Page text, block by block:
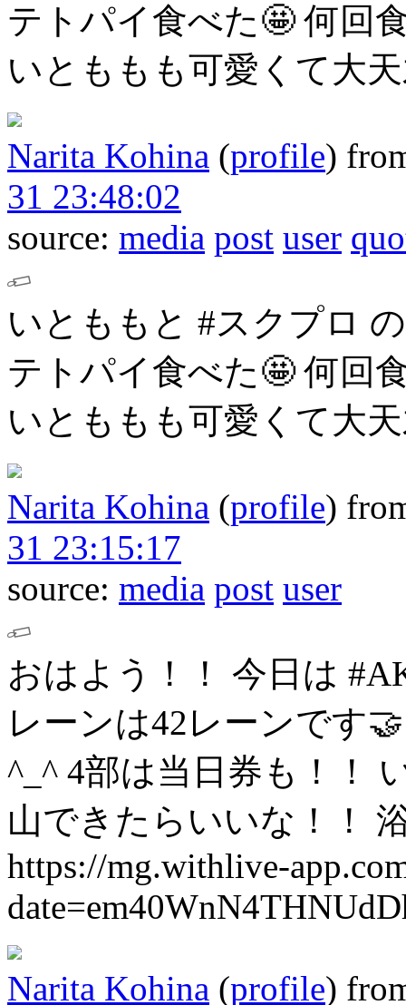
テトパイ食べた🤩 何回
いとももも可愛くて大
Narita Kohina (profile)
31 23:48:02
source: media post user
いとももと #スクプロ
テトパイ食べた🤩 何回
いとももも可愛くて大
Narita Kohina (profile)
31 23:15:17
source: media post user
おはよう！！
今日は
レーンは42レーンです🤝
^_^ 4部は当日券も！！
山できたらいいな！！
https://mg.withlive-
Narita Kohina (profile)